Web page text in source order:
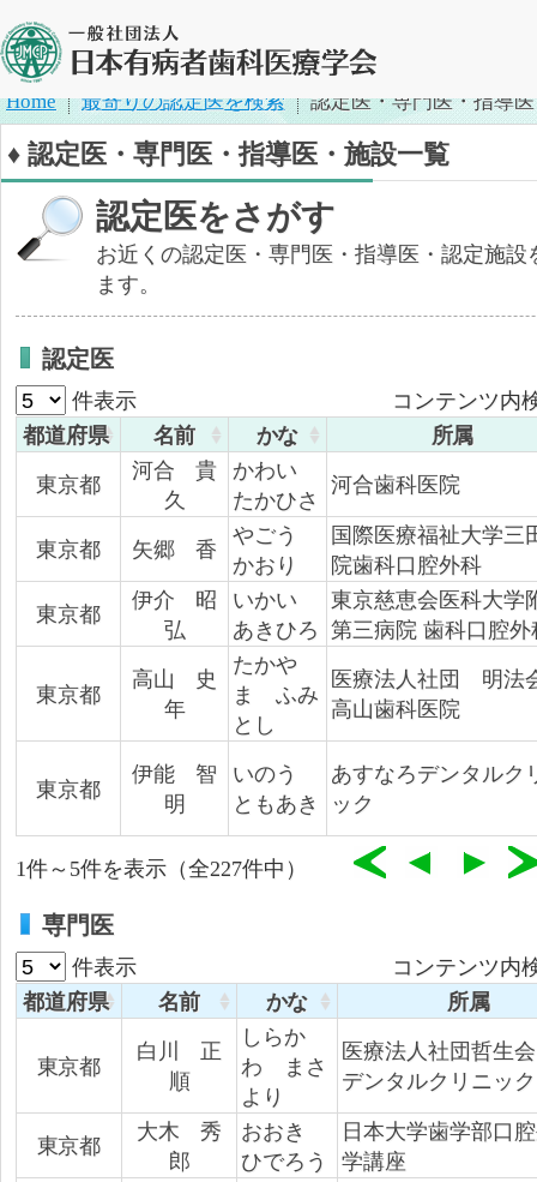
Home 最寄りの認定医を検索 認定医・専門医・指導
♦ 認定医・専門医・指導医・施設一覧
認定医をさがす
お近くの認定医・専門医・指導医・認定施設
ます。
認定医
件表示
コンテンツ内
都道府県
名前 かな 所属
東京都
河合 貴
久
かわい
たかひさ
河合歯科医院
東京都 矢郷 香
やごう
かおり
国際医療福祉大学三
院歯科口腔外科
東京都
伊介 昭
弘
いかい
あきひろ
東京慈恵会医科大学
第三病院 歯科口腔外
東京都
高山 史
年
たかや
ま ふみ
とし
医療法人社団 明
高山歯科医院
東京都
伊能 智
明
いのう
ともあき
あすなろデンタルク
ック
1件～5件を表示（全227件中）
専門医
件表示
コンテンツ内
都道府県
名前 かな 所属
東京都
白川 正
順
しらか
わ まさ
より
医療法人社団哲生
デンタルクリニック
東京都
大木 秀
郎
おおき
ひでろう
日本大学歯学部口
学講座